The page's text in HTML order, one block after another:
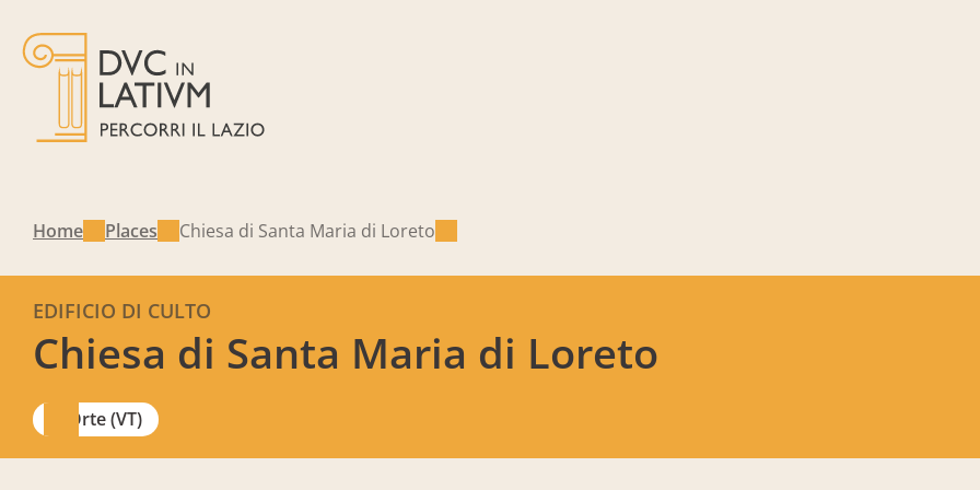
Home Places Chiesa di Santa Maria di Loreto
Chiesa di Santa Maria di Loreto
EDIFICIO DI CULTO
Orte (VT)